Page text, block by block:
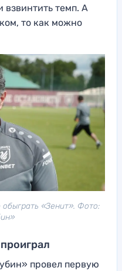
взвинтить темп. А
то как можно
«Зенит». Фото:
провел первую